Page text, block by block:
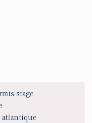
stage
atlantique